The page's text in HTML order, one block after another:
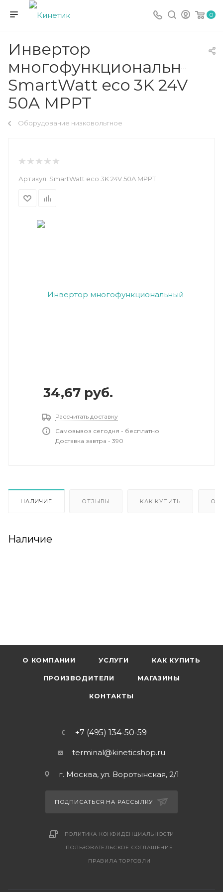
0
Инвертор
многофункциональный
SmartWatt eco 3K 24V
50A MPPT
Оборудование низковольтное
Артикул: SmartWatt eco 3K 24V 50A MPPT
34,67 руб.
Рассчитать доставку
Самовывоз сегодня - бесплатно
Доставка завтра - 390
НАЛИЧИЕ ОТЗЫВЫ КАК КУПИТЬ
Наличие
О КОМПАНИИ УСЛУГИ КАК КУПИТЬ
ПРОИЗВОДИТЕЛИ МАГАЗИНЫ
КОНТАКТЫ
+7 (495) 134-50-59
terminal@kineticshop.ru
г. Москва, ул. Воротынская, 2/1
ПОДПИСАТЬСЯ НА РАССЫЛКУ
ПОЛИТИКА КОНФИДЕНЦИАЛЬНОСТИ
ПОЛЬЗОВАТЕЛЬСКОЕ СОГЛАШЕНИЕ
ПРАВИЛА ТОРГОВЛИ